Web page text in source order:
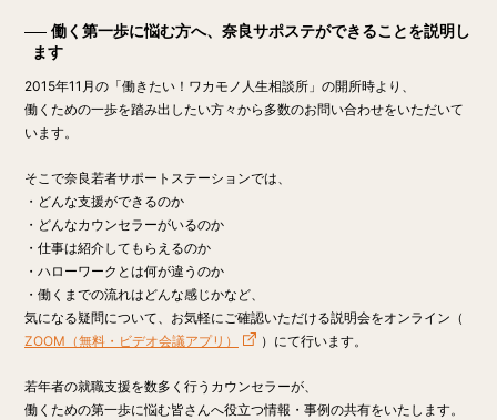
働く第一歩に悩む方へ、奈良サポステができることを説明し
ます
2015年11月の「働きたい！ワカモノ人生相談所」の開所時より、
働くための一歩を踏み出したい方々から多数のお問い合わせをいただいて
います。
そこで奈良若者サポートステーションでは、
・どんな支援ができるのか
・どんなカウンセラーがいるのか
・仕事は紹介してもらえるのか
・ハローワークとは何が違うのか
・働くまでの流れはどんな感じかなど、
気になる疑問について、お気軽にご確認いただける説明会をオンライン（
ZOOM（無料・ビデオ会議アプリ）
）にて行います。
若年者の就職支援を数多く行うカウンセラーが、
働くための第一歩に悩む皆さんへ役立つ情報・事例の共有をいたします。